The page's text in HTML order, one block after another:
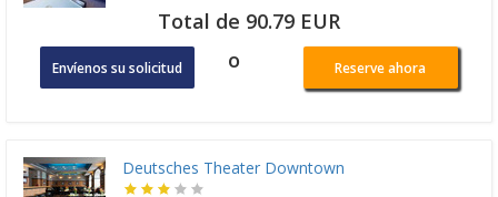
Total de 90.79 EUR
Envíenos su solicitud o Reserve ahora
Deutsches Theater Downtown